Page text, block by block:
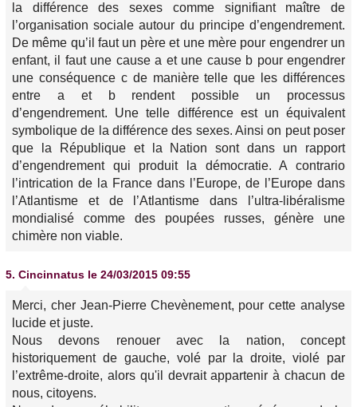
la différence des sexes comme signifiant maître de
l’organisation sociale autour du principe d’engendrement.
De même qu’il faut un père et une mère pour engendrer un
enfant, il faut une cause a et une cause b pour engendrer
une conséquence c de manière telle que les différences
entre a et b rendent possible un processus
d’engendrement. Une telle différence est un équivalent
symbolique de la différence des sexes. Ainsi on peut poser
que la République et la Nation sont dans un rapport
d’engendrement qui produit la démocratie. A contrario
l’intrication de la France dans l’Europe, de l’Europe dans
l’Atlantisme et de l’Atlantisme dans l’ultra-libéralisme
mondialisé comme des poupées russes, génère une
chimère non viable.
5. Cincinnatus le 24/03/2015 09:55
Merci, cher Jean-Pierre Chevènement, pour cette analyse
lucide et juste.
Nous devons renouer avec la nation, concept
historiquement de gauche, volé par la droite, violé par
l’extrême-droite, alors qu'il devrait appartenir à chacun de
nous, citoyens.